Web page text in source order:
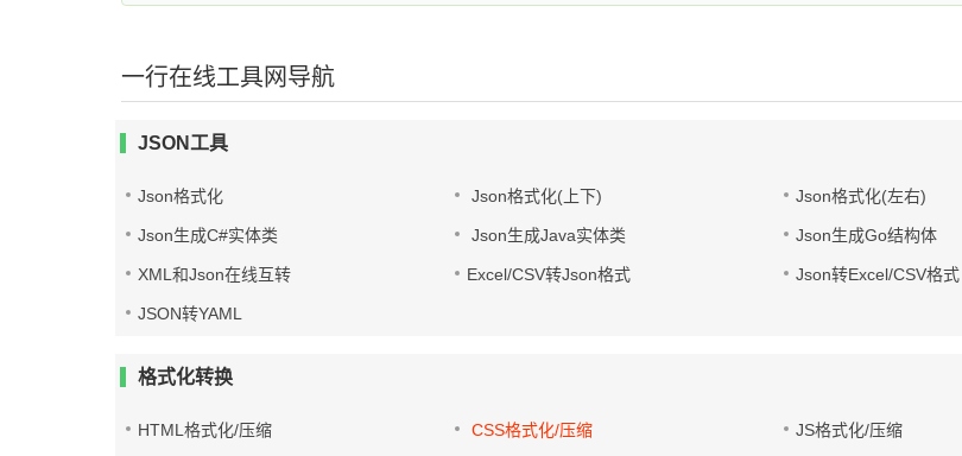
一行在线工具网导航
JSON工具
Json格式化 Json格式化(上下) Json格式化(左右)
Json生成C#实体类 Json生成Java实体类 Json生成Go结构体
XML和Json在线互转 Excel/CSV转Json格式 Json转Excel/CSV格式
JSON转YAML
格式化转换
HTML格式化/压缩 CSS格式化/压缩 JS格式化/压缩